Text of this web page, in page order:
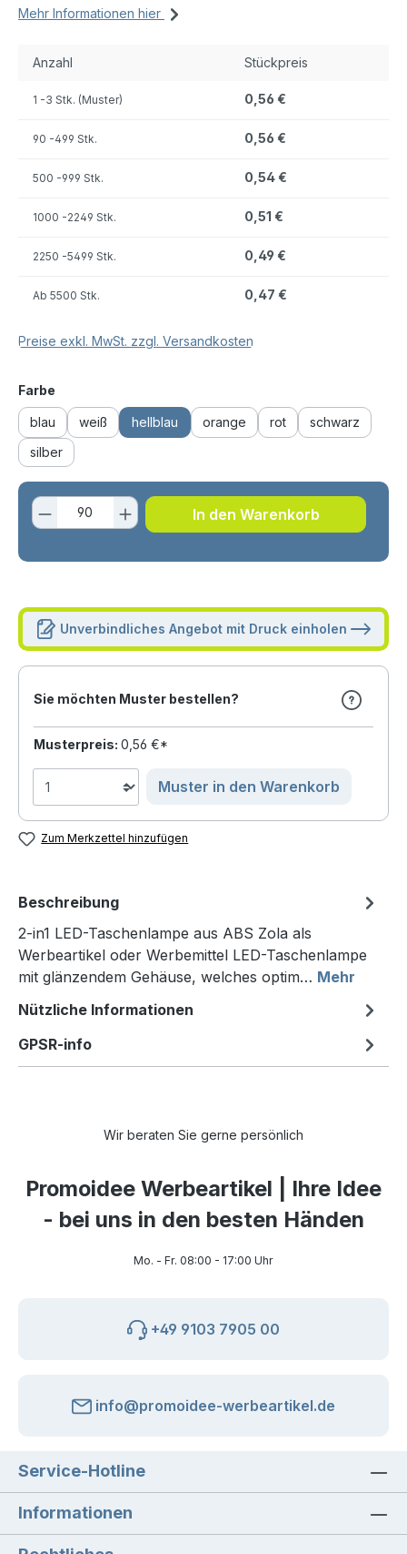
Mehr Informationen hier
Anzahl Stückpreis
1 -3 Stk. (Muster) 0,56 €
90 -499 Stk. 0,56 €
500 -999 Stk. 0,54 €
1000 -2249 Stk. 0,51 €
2250 -5499 Stk. 0,49 €
Ab 5500 Stk. 0,47 €
Preise exkl. MwSt. zzgl. Versandkosten
Farbe
blau weiß hellblau orange rot
schwarz
silber
Produkt Anzahl: Gib den
In den Warenkorb
Unverbindliches Angebot mit Druck einholen
Sie möchten Muster bestellen?
Musterpreis: 0,56 €*
Muster in den Warenkorb
Zum Merkzettel hinzufügen
Beschreibung
2-in1 LED-Taschenlampe aus ABS Zola als
Werbeartikel oder Werbemittel LED-Taschenlampe
mit glänzendem Gehäuse, welches optim… Mehr
Nützliche Informationen
GPSR-info
Wir beraten Sie gerne persönlich
Promoidee Werbeartikel | Ihre Idee
- bei uns in den besten Händen
Mo. - Fr. 08:00 - 17:00 Uhr
+49 9103 7905 00
info@promoidee-werbeartikel.de
Service-Hotline
Informationen